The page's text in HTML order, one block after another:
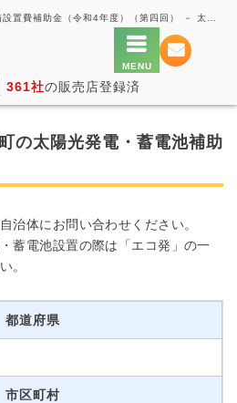
361社の販売店登録済
の太陽光発電・蓄電池補助
治体にお問い合わせください。
蓄電池設置の際は「エコ発」の一
。
都道府県
市区町村